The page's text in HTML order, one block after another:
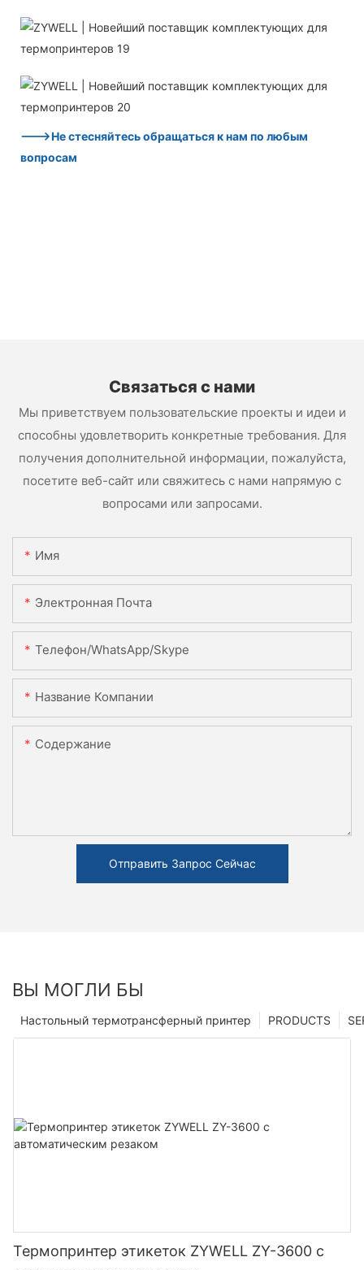
--->Не стесняйтесь обращаться к нам по любым
вопросам
Связаться с нами
Мы приветствуем пользовательские проекты и идеи и
способны удовлетворить конкретные требования. Для
получения дополнительной информации, пожалуйста,
посетите веб-сайт или свяжитесь с нами напрямую с
вопросами или запросами.
Имя
Электронная Почта
Телефон/WhatsApp/Skype
Название Компании
Содержание
Отправить Запрос Сейчас
ВЫ МОГЛИ БЫ
PRODUCTS
Настольный термотрансферный принтер
Термопринтер этикеток ZYWELL ZY-3600 с